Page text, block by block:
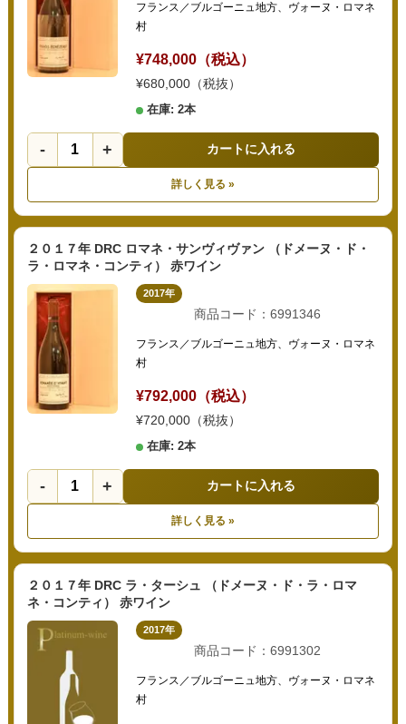
フランス／ブルゴーニュ地方、ヴォーヌ・ロマネ
村
¥748,000（税込）
¥680,000（税抜）
在庫: 2本
- + カートに入れる
詳しく見る »
２０１７年 DRC ロマネ・サンヴィヴァン （ドメーヌ・ド・
ラ・ロマネ・コンティ） 赤ワイン
2017年
商品コード：6991346
フランス／ブルゴーニュ地方、ヴォーヌ・ロマネ
村
¥792,000（税込）
¥720,000（税抜）
在庫: 2本
- + カートに入れる
詳しく見る »
２０１７年 DRC ラ・ターシュ （ドメーヌ・ド・ラ・ロマ
ネ・コンティ） 赤ワイン
2017年
商品コード：6991302
フランス／ブルゴーニュ地方、ヴォーヌ・ロマネ
村